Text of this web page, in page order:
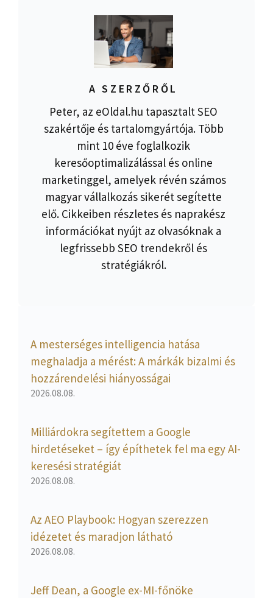
A SZERZŐRŐL
Peter, az eOldal.hu tapasztalt SEO
szakértője és tartalomgyártója. Több
mint 10 éve foglalkozik
keresőoptimalizálással és online
marketinggel, amelyek révén számos
magyar vállalkozás sikerét segítette
elő. Cikkeiben részletes és naprakész
információkat nyújt az olvasóknak a
legfrissebb SEO trendekről és
stratégiákról.
A mesterséges intelligencia hatása
meghaladja a mérést: A márkák bizalmi és
hozzárendelési hiányosságai
2026.08.08.
Milliárdokra segítettem a Google
hirdetéseket – így építhetek fel ma egy AI-
keresési stratégiát
2026.08.08.
Az AEO Playbook: Hogyan szerezzen
idézetet és maradjon látható
2026.08.08.
Jeff Dean, a Google ex-MI-főnöke